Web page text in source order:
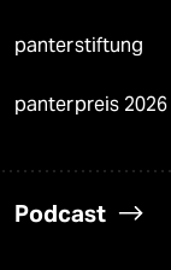
panterstiftung
panterpreis 2026
Podcast